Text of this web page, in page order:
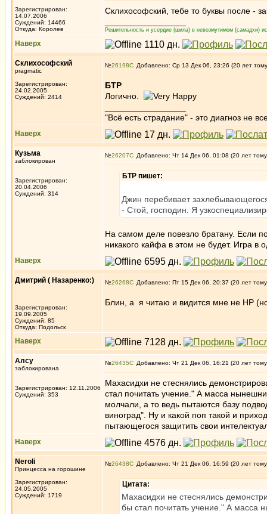
Зарегистрирован:
14.07.2006
Суждений: 14466
Откуда: Королев
Склихософский, тебе то буквы после -
Решительность и усердие (шила) в невозмутимом (самадхи)
Наверх
Склихософский
pragmatic
Зарегистрирован:
24.02.2005
Суждений: 2414
№26198 Добавлено: Ср 13 Дек 06, 23:26 (20 лет
БТР
Логично.
"Всё есть страдание" - это диагноз не
Наверх
Кузьма
заблокирован
Зарегистрирован:
20.04.2006
Суждений: 314
№26207 Добавлено: Чт 14 Дек 06, 01:08 (20 лет
БТР пишет:
Джин перебивает
- Стой, господин. Я
На самом деле повезло братану. Если
никакого кайфа в этом не будет. Игра в
Наверх
Дмитрий ( Назаренко:)
Зарегистрирован:
19.09.2005
Суждений: 85
Откуда: Подольск
№26268 Добавлено: Пт 15 Дек 06, 20:37 (20 лет
Блин, а я читаю и видится мне не НР
Наверх
Алсу
заблокирована
Зарегистрирован: 12.11.2006
Суждений: 353
№26435 Добавлено: Чт 21 Дек 06, 16:21 (20 лет
Махасидхи не стеснялись
стал почитать учение." А масса
молчали, а то ведь пытаются базу
виноград". Ну и какой поп такой и
пытающегося защитить свои
Наверх
Neroli
Принцесса на горошине
Зарегистрирован:
24.05.2005
Суждений: 1719
№26438 Добавлено: Чт 21 Дек 06, 16:59 (20 лет
Цитата:
Махасидхи не стеснялись
бы стал почитать учение." А масса